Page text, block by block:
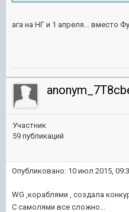
ага на НГ и 1 апреля... вместо
Участник
59 публикаций
Опубликовано: 10 июл 2015,
WG ,кораблями , создала
С самолями все сложно...